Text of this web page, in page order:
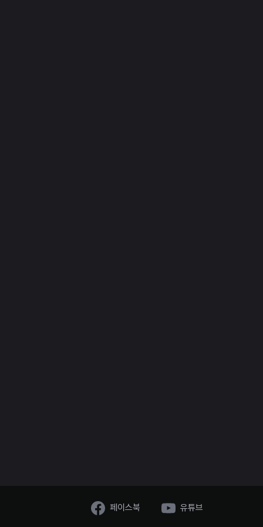
페이스북 유튜브